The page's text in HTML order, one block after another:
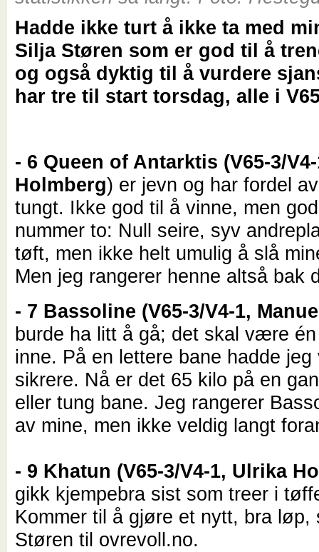
Hadde ikke turt å ikke ta med
Silja Støren som er god til å
og også dyktig til å vurdere
har tre til start torsdag, alle i
- 6 Queen of Antarktis (V65-3/
Holmberg) er jevn og har fordel
tungt. Ikke god til å vinne, men
nummer to: Null seire, syv
tøft, men ikke helt umulig å slå
Men jeg rangerer henne altså bak
- 7 Bassoline (V65-3/V4-1,
burde ha litt å gå; det skal være
inne. På en lettere bane hadde
sikrere. Nå er det 65 kilo på en
eller tung bane. Jeg rangerer
av mine, men ikke veldig langt
- 9 Khatun (V65-3/V4-1, Ulrika
gikk kjempebra sist som treer i
Kommer til å gjøre et nytt, bra løp,
Støren til ovrevoll.no.